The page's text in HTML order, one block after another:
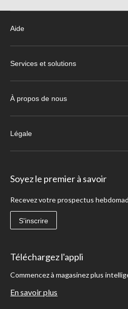
Aide
Services et solutions
À propos de nous
Légale
Soyez le premier à savoir
Recevez votre prospectus
S'inscrire
Téléchargez l'appli
Commencez à magasinez plus
En savoir plus